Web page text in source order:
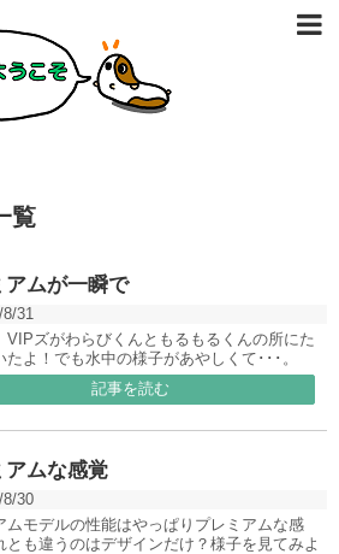
覧
アムが一瞬で
31
VIPズがわらびくんともるもるくんの所にた
たよ！でも水中の様子があやしくて･･･。
記事を読む
アムな感覚
8/30
ムモデルの性能はやっぱりプレミアムな感
とも違うのはデザインだけ？様子を見てみよ